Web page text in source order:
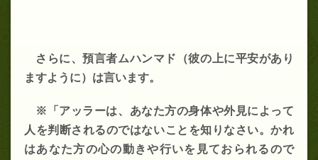
さらに、預言者ムハンマド（彼の上に平安があり
ますように）は言います。
※「アッラーは、あなた方の身体や外見によって
人を判断されるのではないことを知りなさい。かれ
はあなた方の心の動きや行いを見ておられるので